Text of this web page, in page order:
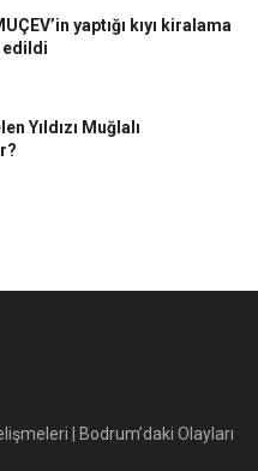
yaptığı kıyı kiralama
edildi
Yıldızı Muğlalı
| Bodrum’daki Olayları